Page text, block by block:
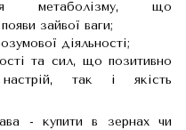
метаболізму, що
зайвої ваги;
діяльності;
та сил, що позитивно
так і якість
- купити в зернах чи